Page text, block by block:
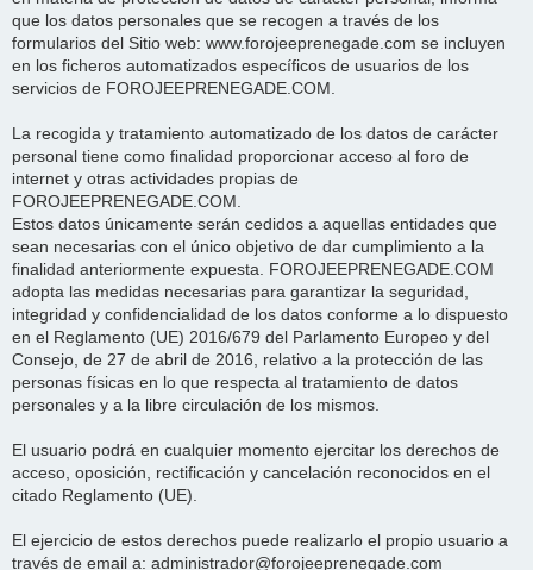
que los datos personales que se recogen a través de los
formularios del Sitio web: www.forojeeprenegade.com se incluyen
en los ficheros automatizados específicos de usuarios de los
servicios de FOROJEEPRENEGADE.COM.
La recogida y tratamiento automatizado de los datos de carácter
personal tiene como finalidad proporcionar acceso al foro de
internet y otras actividades propias de
FOROJEEPRENEGADE.COM.
Estos datos únicamente serán cedidos a aquellas entidades que
sean necesarias con el único objetivo de dar cumplimiento a la
finalidad anteriormente expuesta. FOROJEEPRENEGADE.COM
adopta las medidas necesarias para garantizar la seguridad,
integridad y confidencialidad de los datos conforme a lo dispuesto
en el Reglamento (UE) 2016/679 del Parlamento Europeo y del
Consejo, de 27 de abril de 2016, relativo a la protección de las
personas físicas en lo que respecta al tratamiento de datos
personales y a la libre circulación de los mismos.
El usuario podrá en cualquier momento ejercitar los derechos de
acceso, oposición, rectificación y cancelación reconocidos en el
citado Reglamento (UE).
El ejercicio de estos derechos puede realizarlo el propio usuario a
través de email a: administrador@forojeeprenegade.com